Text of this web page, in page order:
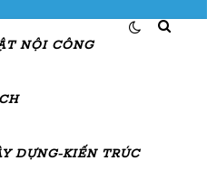
NỘI CÔNG
DỰNG-KIẾN TRÚC